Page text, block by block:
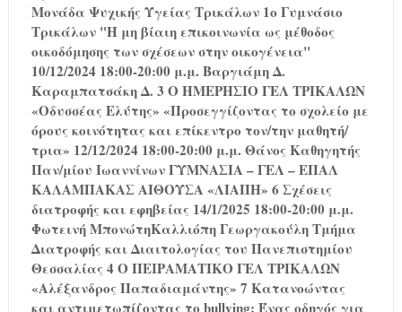
Μονάδα Ψυχικής Υγείας Τρικάλων 1ο Γυμνάσιο
Τρικάλων "Η μη βίαιη επικοινωνία ως μέθοδος
οικοδόμησης των σχέσεων στην οικογένεια"
10/12/2024 18:00-20:00 μ.μ. Βαργιάμη Δ.
Καραμπατσάκη Δ. 3 Ο ΗΜΕΡΗΣΙΟ ΓΕΛ ΤΡΙΚΑΛΩΝ
«Οδυσσέας Ελύτης» «Προσεγγίζοντας το σχολείο με
όρους κοινότητας και επίκεντρο τον/την μαθητή/
τρια» 12/12/2024 18:00-20:00 μ.μ. Θάνος Καθηγητής
Παν/μίου Ιωαννίνων ΓΥΜΝΑΣΙΑ – ΓΕΛ – ΕΠΑΛ
ΚΑΛΑΜΠΑΚΑΣ ΑΙΘΟΥΣΑ «ΛΙΑΠΗ» 6 Σχέσεις
διατροφής και εφηβείας 14/1/2025 18:00-20:00 μ.μ.
Φωτεινή ΜπονώτηΚαλλιόπη Γεωργακούλη Τμήμα
Διατροφής και Διαιτολογίας του Πανεπιστημίου
Θεσσαλίας 4 Ο ΠΕΙΡΑΜΑΤΙΚΟ ΓΕΛ ΤΡΙΚΑΛΩΝ
«Αλέξανδρος Παπαδιαμάντης» 7 Κατανοώντας
και αντιμετωπίζοντας το bullying: Ένας οδηγός για